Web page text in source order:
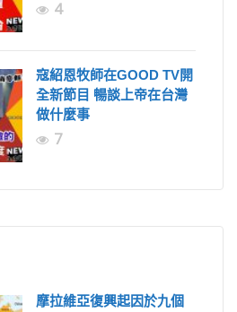
4
寇紹恩牧師在GOOD TV開
全新節目 暢談上帝在台灣
做什麼事
7
摩拉維亞復興起因於九個